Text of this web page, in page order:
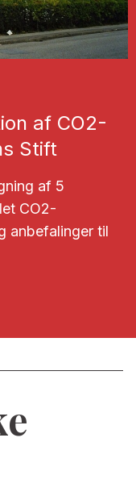
af CO2-
Stift
af 5
CO2-
anbefalinger til